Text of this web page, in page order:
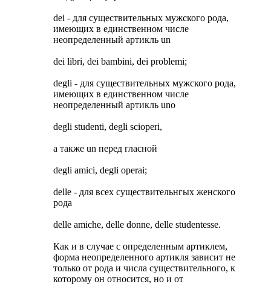
dei - для существительных мужского рода,
имеющих в единственном числе
неопределенный артикль un
dei libri, dei bambini, dei problemi;
degli - для существительных мужского рода,
имеющих в единственном числе
неопределенный артикль uno
degli studenti, degli scioperi,
а также un перед гласной
degli amici, degli operai;
delle - для всех существительнгых женского
рода
delle amiche, delle donne, delle studentesse.
Как и в случае с определенным артиклем,
форма неопределенного артикля зависит не
только от рода и числа существительного, к
которому он относится, но и от